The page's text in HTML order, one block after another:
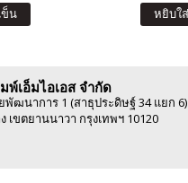
ข็น หยิบใ
เอ็มไอเอส จำกัด
พัฒนาการ 1 (สาธุประดิษฐ์ 34 แยก 6)
เขตยานนาวา กรุงเทพฯ 10120